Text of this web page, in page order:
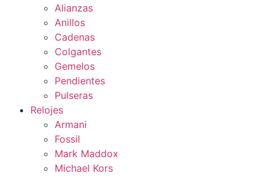
Alianzas
Anillos
Cadenas
Colgantes
Gemelos
Pendientes
Pulseras
Relojes
Armani
Fossil
Mark Maddox
Michael Kors